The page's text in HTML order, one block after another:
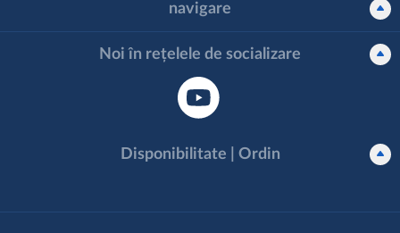
navigare
Noi în rețelele de socializare
Disponibilitate | Ordin